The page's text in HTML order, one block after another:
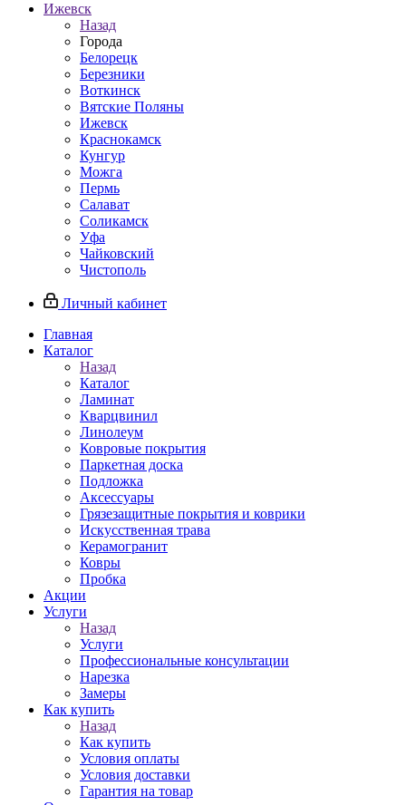
Ижевск
Назад
Города
Белорецк
Березники
Воткинск
Вятские Поляны
Ижевск
Краснокамск
Кунгур
Можга
Пермь
Салават
Соликамск
Уфа
Чайковский
Чистополь
Личный кабинет
Главная
Каталог
Назад
Каталог
Ламинат
Кварцвинил
Линолеум
Ковровые покрытия
Паркетная доска
Подложка
Аксессуары
Грязезащитные покрытия и коврики
Искусственная трава
Керамогранит
Ковры
Пробка
Акции
Услуги
Назад
Услуги
Профессиональные консультации
Нарезка
Замеры
Как купить
Назад
Как купить
Условия оплаты
Условия доставки
Гарантия на товар